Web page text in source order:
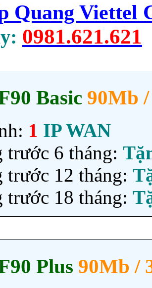
Quang Viettel
0981.621.621
Basic 90Mb
1 IP WAN
trước 6 tháng:
trước 12 tháng:
trước 18 tháng:
Plus 90Mb /